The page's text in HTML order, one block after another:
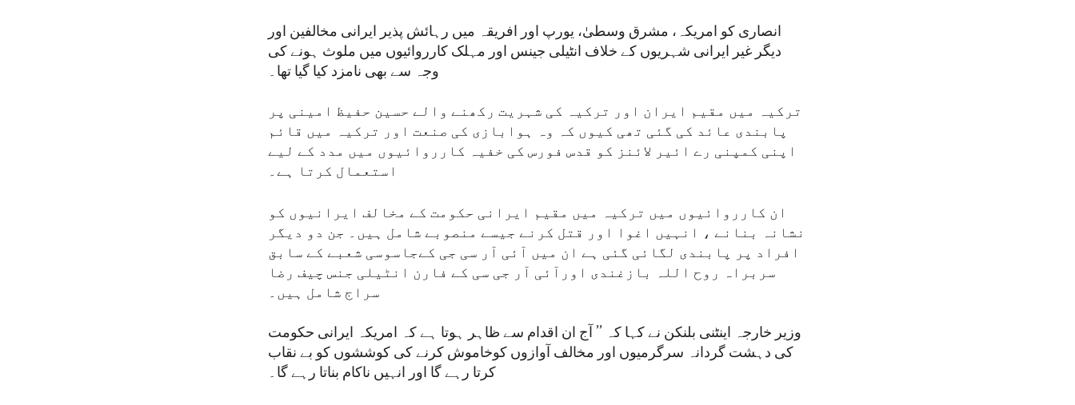
انصاری کو امریکہ، مشرق وسطیٰ، یورپ اور افریقہ میں رہائش پذیر ایرانی مخالفین اور
دیگر غیر ایرانی شہریوں کے خلاف انٹیلی جینس اور مہلک کارروائیوں میں ملوث ہونے کی
وجہ سے بھی نامزد کیا گیا تھا۔
ترکیہ میں مقیم ایران اور ترکیہ کی شہریت رکھنے والے حسین حفیظ امینی پر
پابندی عائد کی گئی تھی کیوں کہ وہ ہوابازی کی صنعت اور ترکیہ میں قائم
اپنی کمپنی رے ائیر لائنز کو قدس فورس کی خفیہ کارروائیوں میں مدد کے لیے
استعمال کرتا ہے۔
ان کارروائیوں میں ترکیہ میں مقیم ایرانی حکومت کے مخالف ایرانیوں کو
نشانہ بنانے ، انہیں اغوا اور قتل کرنے جیسے منصوبے شامل ہیں۔ جن دو دیگر
افراد پر پابندی لگائی گئی ہے ان میں آئی آر سی جی کےجاسوسی شعبے کے سابق
سربراہ روح اللہ بازغندی اورآئی آر جی سی کے فارن انٹیلی جنس چیف رضا
سراج شامل ہیں۔
وزیر خارجہ اینٹنی بلنکن نے کہا کہ ’’ آج ان اقدام سے ظاہر ہوتا ہے کہ امریکہ ایرانی حکومت
کی دہشت گردانہ سرگرمیوں اور مخالف آوازوں کوخاموش کرنے کی کوششوں کو بے نقاب
کرتا رہے گا اور انہیں ناکام بناتا رہے گا۔